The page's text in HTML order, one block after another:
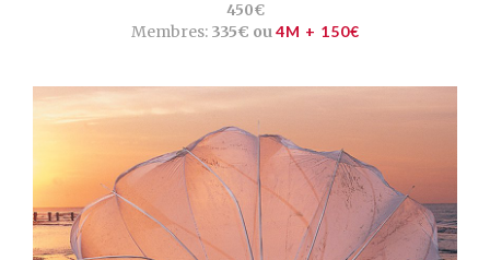
450€
Membres:335€ ou4M + 150€